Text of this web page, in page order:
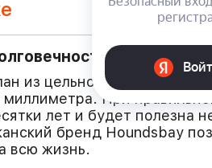
из цельного листа
При
лет и будет полезна
бренд Houndsbay
всю жизнь.